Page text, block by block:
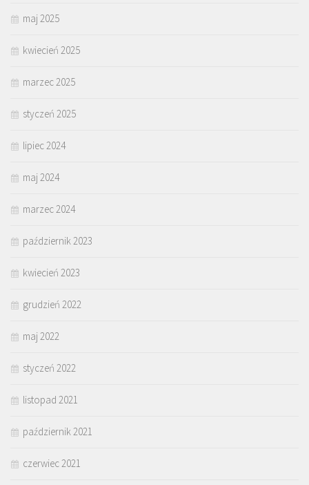
maj 2025
kwiecień 2025
marzec 2025
styczeń 2025
lipiec 2024
maj 2024
marzec 2024
październik 2023
kwiecień 2023
grudzień 2022
maj 2022
styczeń 2022
listopad 2021
październik 2021
czerwiec 2021